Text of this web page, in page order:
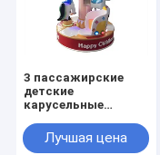
3 пассажирские
детские
карусельные
развлечений
Лучшая цена